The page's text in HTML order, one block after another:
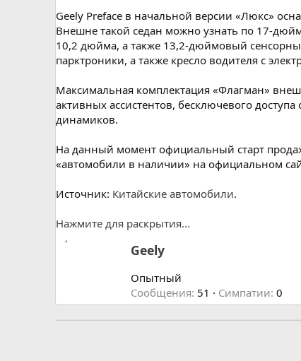
Geely Preface в начальной версии «Люкс»
Внешне такой седан можно узнать по 17-
10,2 дюйма, а также 13,2-дюймовый
парктроники, а также кресло водителя с
Максимальная комплектация «Флагман»
активных ассистентов, бесключевого
динамиков.
На данный момент официальный старт
«автомобили в наличии» на официальном
Источник: Китайские автомобили.
Нажмите для раскрытия...
А
т
о
р
Geely
Опытный
Сообщения 51 Симпатии 0